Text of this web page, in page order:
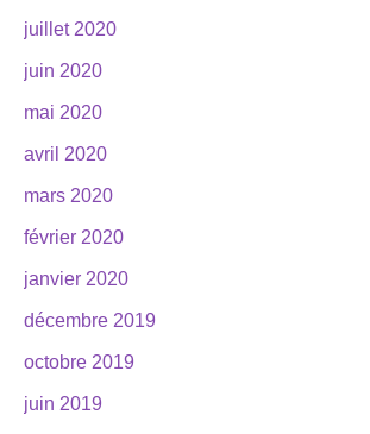
juillet 2020
juin 2020
mai 2020
avril 2020
mars 2020
février 2020
janvier 2020
décembre 2019
octobre 2019
juin 2019